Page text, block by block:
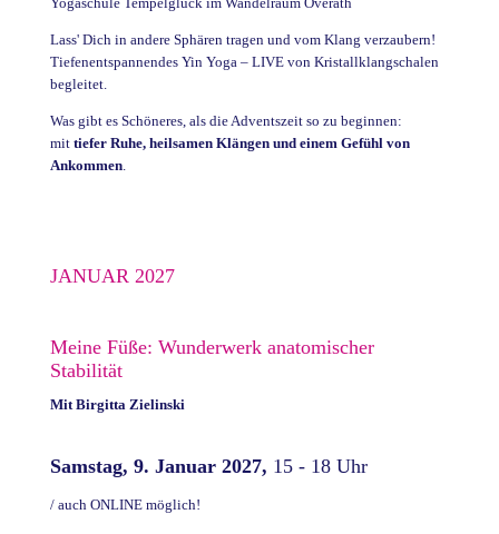
Lass' Dich in andere Sphären tragen und vom Klang verzaubern!
Tiefenentspannendes Yin Yoga – LIVE von Kristallklangschalen
begleitet.
Was gibt es Schöneres, als die Adventszeit so zu beginnen:
mit tiefer Ruhe, heilsamen Klängen und einem Gefühl von
Ankommen.
JANUAR 2027
Meine Füße: Wunderwerk anatomischer
Stabilität
MitBirgitta Zielinski
Samstag, 9. Januar 2027, 15 - 18 Uhr
/ auch ONLINE möglich!